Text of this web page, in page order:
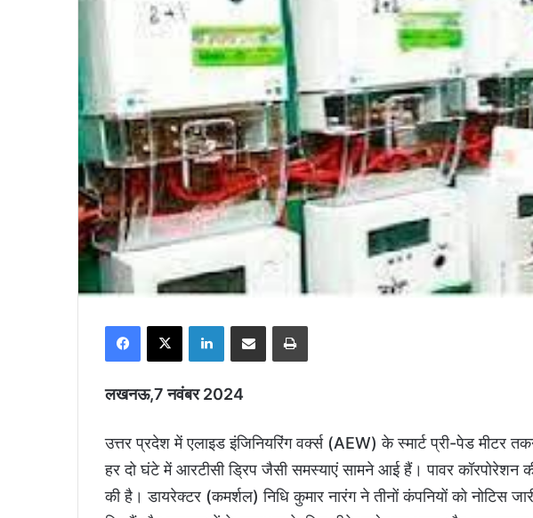
Facebook
X LinkedInShare via Email Print
लखनऊ,7 नवंबर 2024
उत्तर प्रदेश में एलाइड इंजिनियरिंग वर्क्स (AEW) के स्मार्ट प्री-पेड मीटर
हर दो घंटे में आरटीसी ड्रिप जैसी समस्याएं सामने आई हैं। पावर कॉरपोरेशन
की है। डायरेक्टर (कमर्शल) निधि कुमार नारंग ने तीनों कंपनियों को नोटिस